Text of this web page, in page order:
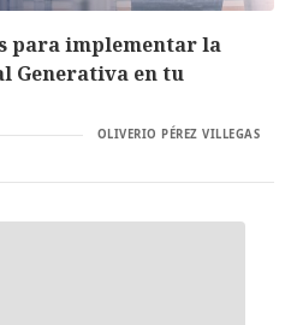
para implementar la
Generativa en tu
OLIVERIO PÉREZ VILLEGAS